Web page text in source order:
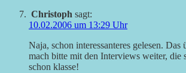
Christoph sagt:
10.02.2006 um 13:29 Uhr
Naja, schon interessanteres gelesen.
mach bitte mit den Interviews weiter, die
schon klasse!